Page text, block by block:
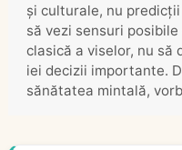
și culturale, nu
să vezi sensuri
clasică a viselor, nu să
iei decizii importante.
sănătatea mintală,